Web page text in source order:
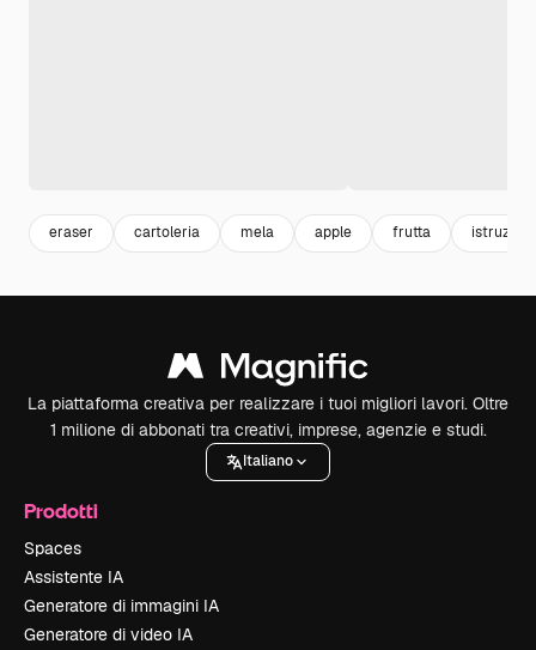
eraser cartoleria mela apple frutta
La piattaforma creativa per realizzare i tuoi migliori lavori. Oltre
1 milione di abbonati tra creativi, imprese, agenzie e studi.
Italiano
Prodotti
Spaces
Assistente IA
Generatore di immagini IA
Generatore di video IA